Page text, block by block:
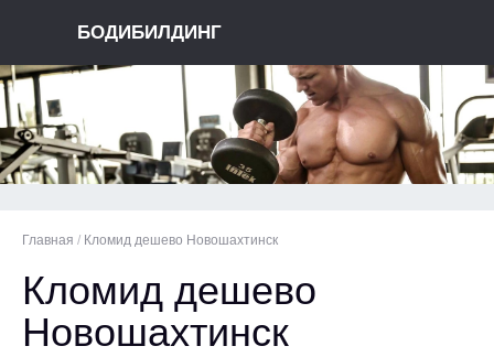
БОДИБИЛДИНГ
Главная / Кломид дешево Новошахтинск
Кломид дешево
Новошахтинск